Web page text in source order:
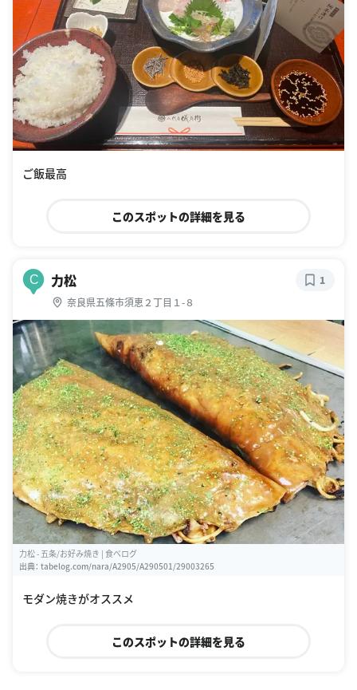
ご飯最高
このスポットの詳細を見る
C 力松
奈良県五條市須恵２丁目１-８
1
力松 - 五条/お好み焼き | 食べログ
出典： tabelog.com/nara/A2905/A290501/29003265
モダン焼きがオススメ
このスポットの詳細を見る